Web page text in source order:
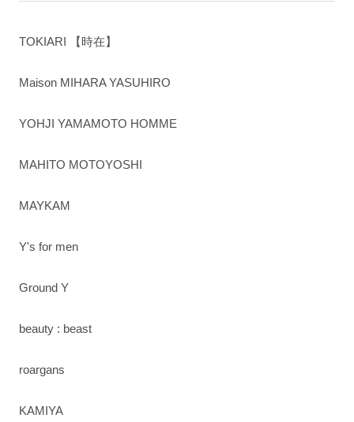
TOKIARI 【時在】
Maison MIHARA YASUHIRO
YOHJI YAMAMOTO HOMME
MAHITO MOTOYOSHI
MAYKAM
Y's for men
Ground Y
beauty : beast
roargans
KAMIYA